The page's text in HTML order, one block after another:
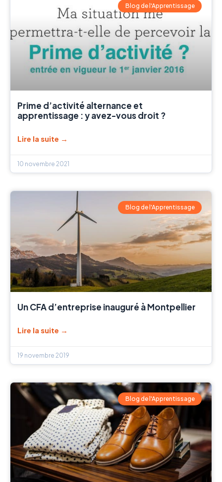
Blog de l'Apprentissage
Prime d’activité alternance et
apprentissage : y avez-vous droit ?
Lire la suite →
10 novembre 2021
Blog de l'Apprentissage
Un CFA d’entreprise inauguré à Montpellier
Lire la suite →
19 novembre 2019
Blog de l'Apprentissage